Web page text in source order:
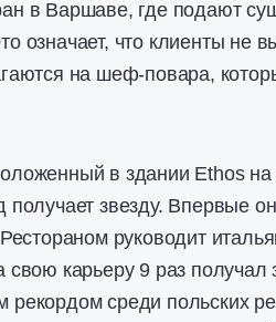
в Варшаве, где подают
означает, что клиенты не
на шеф-повара,
в здании Ethos
получает звезду. Впервые
Рестораном руководит
свою карьеру 9 раз получал
среди польских